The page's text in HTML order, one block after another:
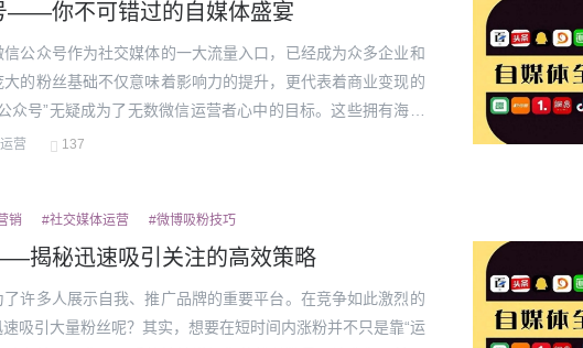
——你不可错过的自媒体盛宴
公众号作为社交媒体的一大流量入口，已经成为众多企业和
的粉丝基础不仅意味着影响力的提升，更代表着商业变现的
众号”无疑成为了无数微信运营者心中的目标。这些拥有海量
今天，我们就来揭秘这些微信公众号的运营之道。1.内容为
营 137
销 #社交媒体运营 #微博吸粉技巧
揭秘迅速吸引关注的高效策略
许多人展示自我、推广品牌的重要平台。在竞争如此激烈的
吸引大量粉丝呢？其实，想要在短时间内涨粉并不只是靠“运